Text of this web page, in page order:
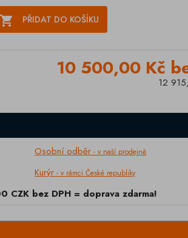
 PŘIDAT DO KOŠÍKU
10 500,00 Kč
12
Osobní odběr - v naší prodejně
Kurýr - v rámci České republiky
CZK bez DPH = doprava zdarma!